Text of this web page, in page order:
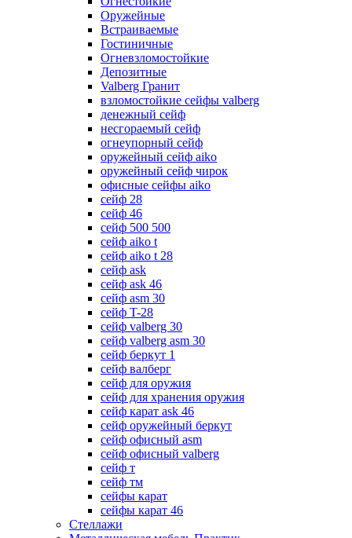
Оружейные
Встраиваемые
Гостиничные
Огневзломостойкие
Депозитные
Valberg Гранит
взломостойкие сейфы valberg
денежный сейф
несгораемый сейф
огнеупорный сейф
оружейный сейф aiko
оружейный сейф чирок
офисные сейфы aiko
сейф 28
сейф 46
сейф 500 500
сейф aiko t
сейф aiko t 28
сейф ask
сейф ask 46
сейф asm 30
сейф T-28
сейф valberg 30
сейф valberg asm 30
сейф беркут 1
сейф валберг
сейф для оружия
сейф для хранения оружия
сейф карат ask 46
сейф оружейный беркут
сейф офисный asm
сейф офисный valberg
сейф т
сейф тм
сейфы карат
сейфы карат 46
Стеллажи